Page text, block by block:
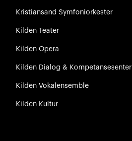
Kristiansand Symfoniorkester
Kilden Teater
Kilden Opera
Kilden Dialog & Kompetansesenter
Kilden Vokalensemble
Kilden Kultur